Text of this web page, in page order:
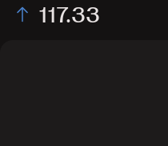
117.33